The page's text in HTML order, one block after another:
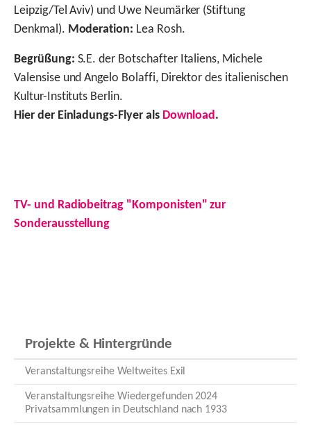
Leipzig/Tel Aviv) und Uwe Neumärker (Stiftung
Denkmal). Moderation: Lea Rosh.
Begrüßung: S.E. der Botschafter Italiens, Michele
Valensise und Angelo Bolaffi, Direktor des italienischen
Kultur-Instituts Berlin.
Hier der Einladungs-Flyer als Download.
TV- und Radiobeitrag "Komponisten" zur
Sonderausstellung
Projekte & Hintergründe
Veranstaltungsreihe Weltweites Exil
Veranstaltungsreihe Wiedergefunden 2024
Privatsammlungen in Deutschland nach 1933